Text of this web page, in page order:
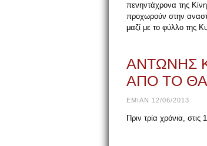
πενηντάχρονα της
προχωρούν στην
μαζί με το φύλλο της
ΑΝΤΩΝΗΣ
ΑΠΟ ΤΟ
EMIAN 12/06/2013
Πριν τρία χρόνια,